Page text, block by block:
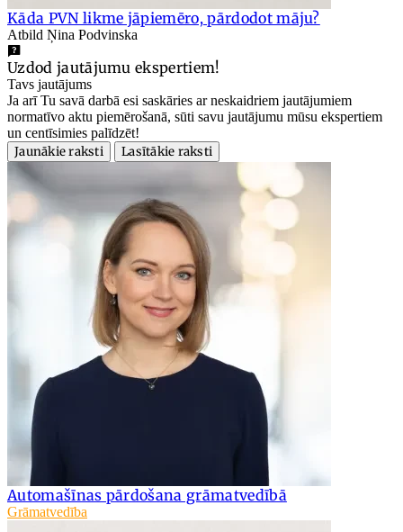
Kāda PVN likme jāpiemēro, pārdodot māju?
Atbild Ņina Podvinska
Uzdod jautājumu ekspertiem!
Tavs jautājums
Ja arī Tu savā darbā esi saskāries ar neskaidriem jautājumiem
normatīvo aktu piemērošanā, sūti savu jautājumu mūsu ekspertiem
un centīsimies palīdzēt!
Jaunākie raksti
Lasītākie raksti
Automašīnas pārdošana grāmatvedībā
Grāmatvedība